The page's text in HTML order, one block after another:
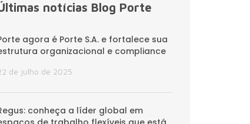
notícias Blog Porte
agora é Porte S.A. e fortalece sua
organizacional e compliance
de julho de 2025
conheça a líder global em